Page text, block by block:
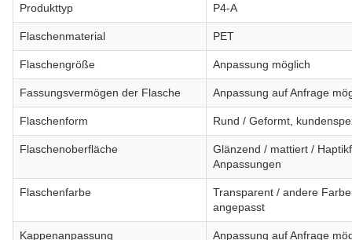
Produkttyp P4-A
Flaschenmaterial PET
Flaschengröße Anpassung möglich
Fassungsvermögen der Flasche Anpassung auf Anfrage
Flaschenform Rund / Geformt,
Flaschenoberfläche
Glänzend / mattiert /
Anpassungen
Flaschenfarbe
Transparent / andere
angepasst
Kappenanpassung Anpassung auf Anfrage